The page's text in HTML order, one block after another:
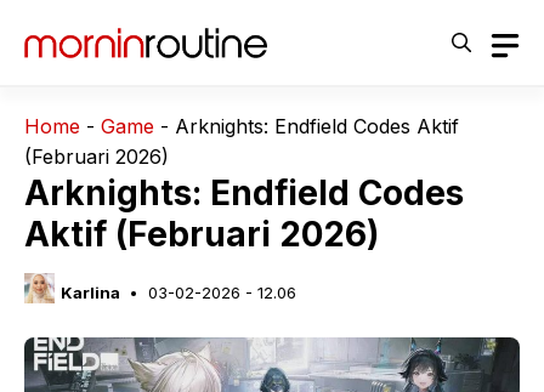
Home - Game - Arknights: Endfield Codes Aktif
(Februari 2026)
Arknights: Endfield Codes
Aktif (Februari 2026)
Karlina 03-02-2026 - 12.06